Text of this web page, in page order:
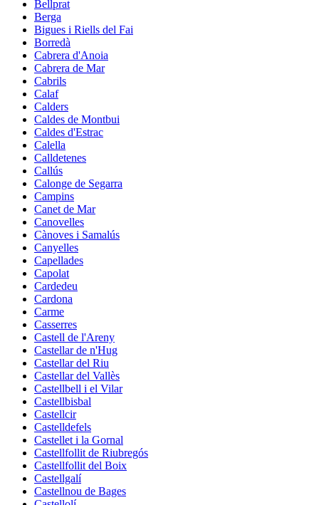
Bellprat
Berga
Bigues i Riells del Fai
Borredà
Cabrera d'Anoia
Cabrera de Mar
Cabrils
Calaf
Calders
Caldes de Montbui
Caldes d'Estrac
Calella
Calldetenes
Callús
Calonge de Segarra
Campins
Canet de Mar
Canovelles
Cànoves i Samalús
Canyelles
Capellades
Capolat
Cardedeu
Cardona
Carme
Casserres
Castell de l'Areny
Castellar de n'Hug
Castellar del Riu
Castellar del Vallès
Castellbell i el Vilar
Castellbisbal
Castellcir
Castelldefels
Castellet i la Gornal
Castellfollit de Riubregós
Castellfollit del Boix
Castellgalí
Castellnou de Bages